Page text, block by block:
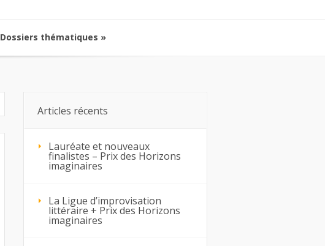
Dossiers thématiques
Articles récents
Lauréate et nouveaux
finalistes – Prix des Horizons
imaginaires
La Ligue d’improvisation
littéraire + Prix des Horizons
imaginaires